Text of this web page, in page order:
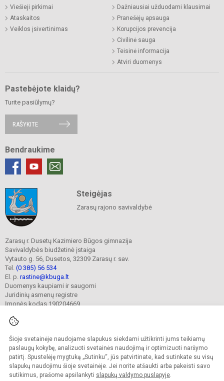
Šioje svetainėje naudojame slapukus siekdami užtikrinti jums teikiamų
paslaugų kokybę, analizuoti svetainės naudojimą ir optimizuoti naršymo
patirtį. Spustelėję mygtuką „Sutinku“, jūs patvirtinate, kad sutinkate su visų
slapukų naudojimu šioje svetainėje. Jei norite atšaukti arba pakeisti savo
sutikimus, prašome apsilankyti slapukų valdymo puslapyje.
Viešieji pirkimai
Ataskaitos
Veiklos įsivertinimas
Dažniausiai užduodami klausimai
Pranešėjų apsauga
Korupcijos prevencija
Civilinė sauga
Teisinė informacija
Atviri duomenys
Pastebėjote klaidų?
Turite pasiūlymų?
RAŠYKITE
Bendraukime
Steigėjas
Zarasų rajono savivaldybė
Zarasų r. Dusetų Kazimiero Būgos gimnazija
Savivaldybės biudžetinė įstaiga
Vytauto g. 56, Dusetos, 32309 Zarasų r. sav.
Tel. (0 385) 56 534
El. p. rastine@kbuga.lt
Duomenys kaupiami ir saugomi
Juridinių asmenų registre
Įmonės kodas 190204669
© 2023. Zarasų r. Dusetų Kazimiero Būgos gimnazija. Visos teisės saugomos.
Kopijuoti turinį be raštiško gimnazijos sutikimo griežtai draudžiama.
Prieinamumo paraiška Slapukų valdymas
Sumanus būdas atnaujinti